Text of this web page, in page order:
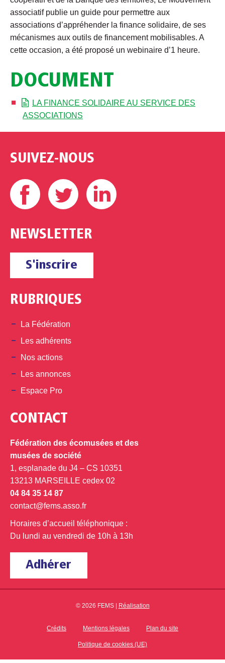
associatif publie un guide pour permettre aux
associations d’appréhender la finance solidaire, de ses
mécanismes aux outils de financement mobilisables. A
cette occasion, a été proposé un webinaire d’1 heure.
DOCUMENT
LA FINANCE SOLIDAIRE AU SERVICE DES
ASSOCIATIONS
SUIVEZ-NOUS
Facebook Twitter
NEWSLETTER
S'inscrire
RUBRIQUES
La Fédération
Les adhérents
Nos actions
Les annonces
Espace Pro
CONTACT
Fédération des écomusées et des
musées de société
1, esplanade du J4 – CS 10351
13213 MARSEILLE cedex 02
04 84 35 14 87
contact@fems.asso.fr
Horaires d’accueil téléphonique :
Du lundi au vendredi de 10h à 13h
Adhérer
© 2026 FEMS | Réalisation
Crédits Mentions légales Plan du site
Politique de cookies (UE)